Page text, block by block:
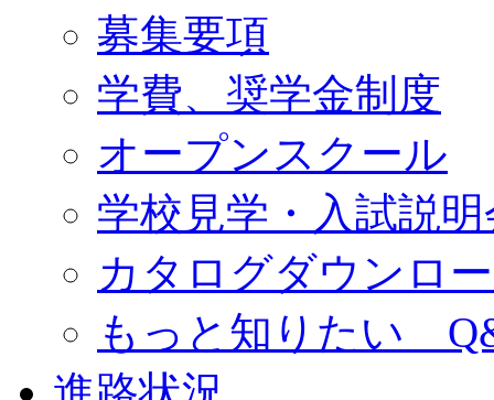
募集要項
学費、奨学金制度
オープンスクール
学校見学・入試説明
カタログダウンロ
もっと知りたい